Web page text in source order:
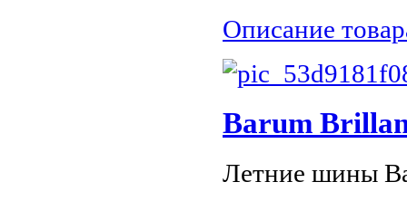
Описание
Barum
Летние шины